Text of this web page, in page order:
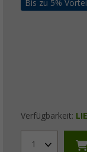
Bis zu 5%
Verfügbarkeit:
1